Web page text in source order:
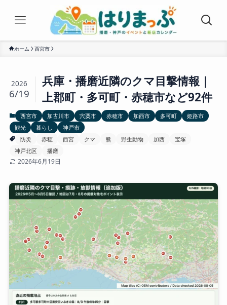
ホーム 西宮市
兵庫・播磨近隣のクマ目撃情報｜
上郡町・多可町・赤穂市など92件
2026
6/19
西宮市 加古川市 宍粟市 赤穂市 加西市 多可町
姫路市
観光
暮らし
神戸市
防災
赤穂 西宮 クマ 熊 野生動物 加西
宝塚
神戸北区
播磨
2026年6月19日